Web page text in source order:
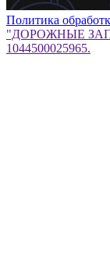
Политика
"ДОРОЖНЫЕ
1044500025965.